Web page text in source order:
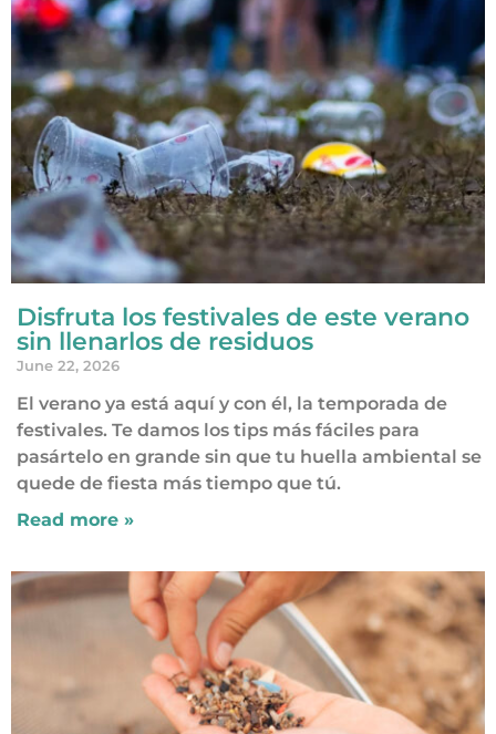
Disfruta los festivales de este verano
sin llenarlos de residuos
June 22, 2026
El verano ya está aquí y con él, la temporada de
festivales. Te damos los tips más fáciles para
pasártelo en grande sin que tu huella ambiental se
quede de fiesta más tiempo que tú.
Read more »